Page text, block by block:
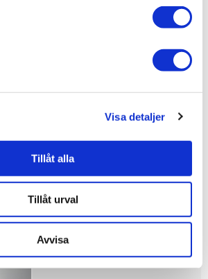
Visa detaljer
Tillåt alla
Tillåt urval
Avvisa
/
produkter
INR Duschvägg LINC 20
6.990 kr
5.802 kr /st